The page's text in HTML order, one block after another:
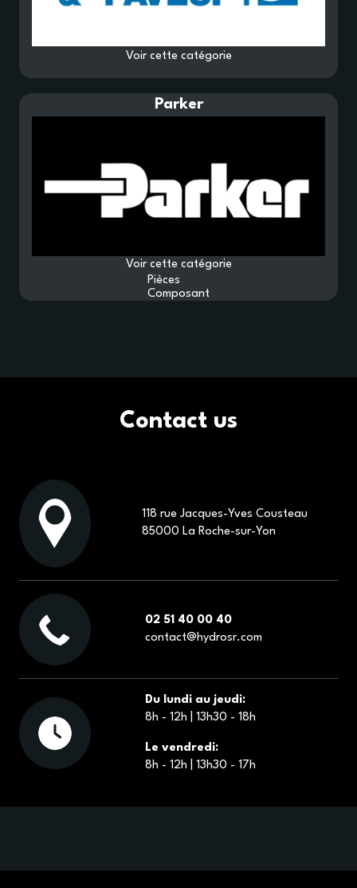
Voir cette catégorie
Parker
Voir cette catégorie
Pièces
Composant
Contact us
118 rue Jacques-Yves Cousteau
85000 La Roche-sur-Yon
02 51 40 00 40
contact@hydrosr.com
Du lundi au jeudi:
8h - 12h | 13h30 - 18h
Le vendredi:
8h - 12h | 13h30 - 17h